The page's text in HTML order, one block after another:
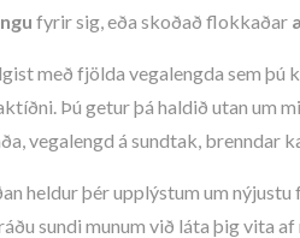
fyrir sig, eða skoðað flokkaðar
með fjölda vegalengda sem þú
Þú getur þá haldið utan um
vegalengd á sundtak, brenndar
heldur þér upplýstum um nýjustu
sundi munum við láta þig vita af